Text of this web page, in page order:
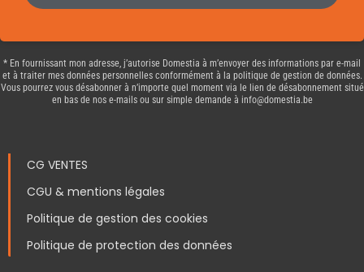
* En fournissant mon adresse, j’autorise Domestia à m’envoyer des informations par e-mail
et à traiter mes données personnelles conformément à la politique de gestion de données.
Vous pourrez vous désabonner à n’importe quel moment via le lien de désabonnement situé
en bas de nos e-mails ou sur simple demande à info@domestia.be
CG VENTES
CGU & mentions légales
Politique de gestion des cookies
Politique de protection des données